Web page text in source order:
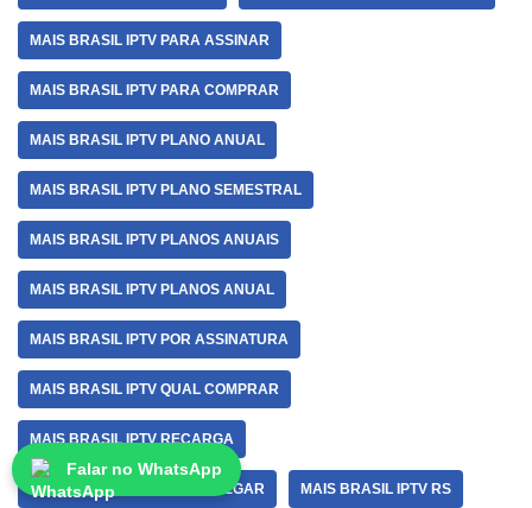
MAIS BRASIL IPTV PARA ASSINAR
MAIS BRASIL IPTV PARA COMPRAR
MAIS BRASIL IPTV PLANO ANUAL
MAIS BRASIL IPTV PLANO SEMESTRAL
MAIS BRASIL IPTV PLANOS ANUAIS
MAIS BRASIL IPTV PLANOS ANUAL
MAIS BRASIL IPTV POR ASSINATURA
MAIS BRASIL IPTV QUAL COMPRAR
MAIS BRASIL IPTV RECARGA
MAIS BRASIL IPTV RECARREGAR MAIS BRASIL IPTV RS
Falar no WhatsApp